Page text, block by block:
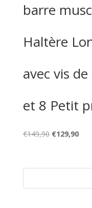
barre
Haltère
avec vis
et 8 Petit
€149,90 Le
était :
€129,90Le
est :